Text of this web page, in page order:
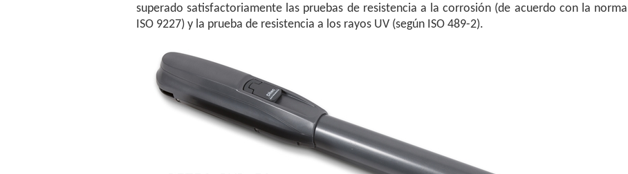
superado satisfactoriamente las pruebas de resistencia a la corrosión (de acuerdo con la norma
ISO 9227) y la prueba de resistencia a los rayos UV (según ISO 489-2).